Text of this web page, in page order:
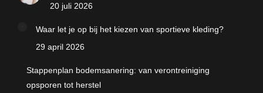
20 juli 2026
Waar let je op bij het kiezen van sportieve kleding?
29 april 2026
Stappenplan bodemsanering: van verontreiniging
opsporen tot herstel